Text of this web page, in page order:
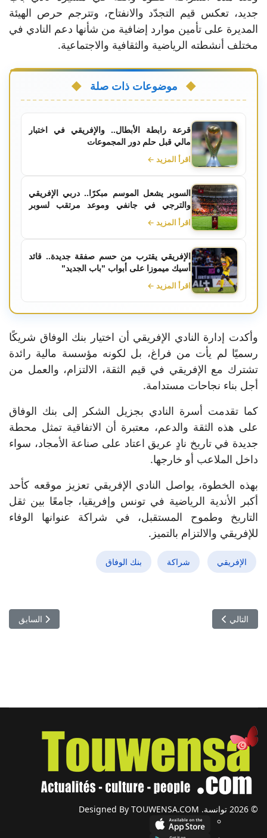
جديد، تعكس قيم التجدّد والانفتاح، وتترجم حرص الهيئة
المديرة على تأمين موارد إضافية من شأنها دعم النادي في
مختلف أنشطته الرياضية والثقافية والاجتماعية.
موضوعات ذات صلة
قرعة رابطة الأبطال.. والإفريقي في اختبار
مالي قبل حلم دور المجموعات
اقرأ المزيد ←
السوبر يشعل الموسم مبكرًا.. دربي الإفريقي
والترجي في جانفي وموعد مرتقب لسوبر
الترجي والصفاقسي
اقرأ المزيد ←
الإفريقي يقترب من حسم صفقة جديدة.. قائد
أسيك ميموزا على أبواب "باب الجديد"
اقرأ المزيد ←
وأكدت إدارة النادي الإفريقي أن اختيار بنك الوفاق شريكًا
رسميًا لم يأت من فراغ، بل لكونه مؤسسة مالية رائدة
تشترك مع الإفريقي في قيم الثقة، الالتزام، والعمل من
أجل بناء نجاحات مستدامة.
كما تقدمت أسرة النادي بجزيل الشكر إلى بنك الوفاق
على هذه الثقة والدعم، معتبرة أن الاتفاقية تمثل محطة
جديدة في تاريخ نادٍ عريق اعتاد على صناعة الأمجاد، سواء
داخل الملاعب أو خارجها.
بهذه الخطوة، يواصل النادي الإفريقي تعزيز موقعه كأحد
أكبر الأندية الرياضية في تونس وإفريقيا، جامعًا بين ثقل
التاريخ وطموح المستقبل، في شراكة عنوانها الوفاء
للإفريقي والالتزام بالتميز.
الإفريقي شراكة بنك الوفاق
المقال
السابق
المقال التالي: ثورة في الإعلام الرياضي: "ديوان سبور" تظفر بالحقوق
التالي
© 2026 توانسة. Designed By TOUWENSA.COM